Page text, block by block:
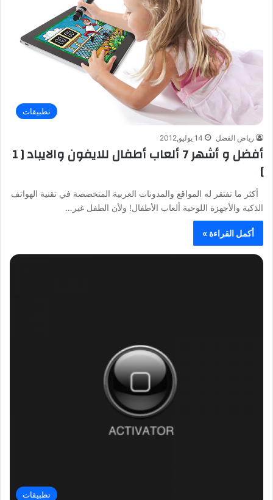
تطبيقات
رياض الفضل 14 يوليو,2012
أفضل و أشهر 7 ألعاب أطفال للايفون والايباد [ 1
]
أكثر ما تفتقر له المواقع والمدونات العربية المتخصصة في تقنية الهواتف
الذكية والأجهزة اللوحية ألعاب الأطفال! ولأن الطفل غير…
أكمل القراءة »
تطبيقات